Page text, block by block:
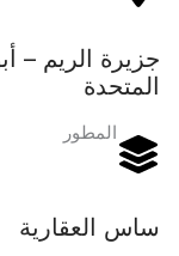
جزيرة الريم –
المتحدة
المطور
ساس العقارية